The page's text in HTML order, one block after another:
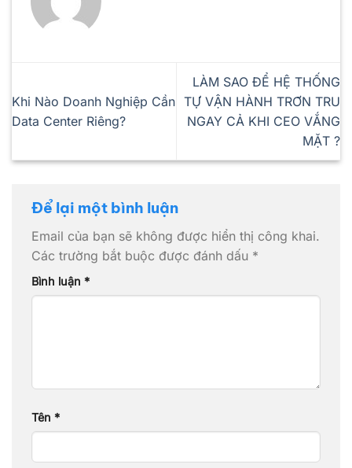
Khi Nào Doanh Nghiệp Cần
Data Center Riêng?
LÀM SAO ĐỂ HỆ THỐNG
TỰ VẬN HÀNH TRƠN TRU
NGAY CẢ KHI CEO VẮNG
MẶT ?
Để lại một bình luận
Email của bạn sẽ không được hiển thị công khai.
Các trường bắt buộc được đánh dấu *
Bình luận *
Tên *